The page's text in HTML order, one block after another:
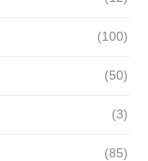
(100)
(50)
(3)
(85)